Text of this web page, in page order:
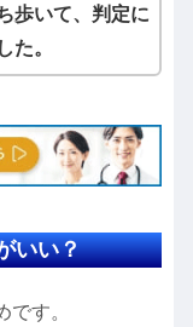
歩いて、判定に
た。
いい？
す。